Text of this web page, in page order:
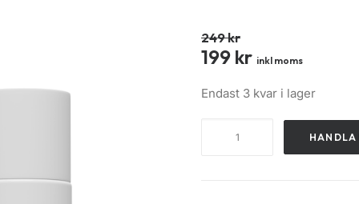
249kr
199 kr inkl moms
Endast 3 kvar i lager
HANDLA